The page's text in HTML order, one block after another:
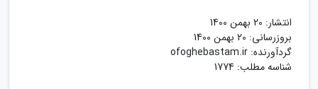
انتشار: 20 بهمن 1400
بروزرسانی: 20 بهمن 1400
گردآورنده: ofoghebastam.ir
شناسه مطلب: 1774